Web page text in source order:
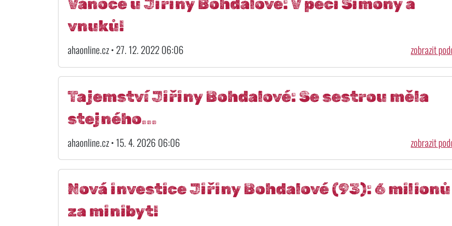
Vánoce u Jiřiny Bohdalové: V péči Simony a
vnuků!
ahaonline.cz • 27. 12. 2022 06:06 zobrazit
Tajemství Jiřiny Bohdalové: Se sestrou měla
stejného...
ahaonline.cz • 15. 4. 2026 06:06 zobrazit
Nová investice Jiřiny Bohdalové (93): 6 milionů
za minibyt!